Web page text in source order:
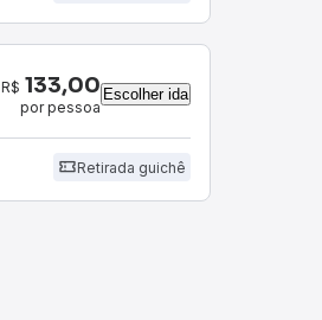
R$ 133,00
por pessoa
Escolher ida
Retirada guichê